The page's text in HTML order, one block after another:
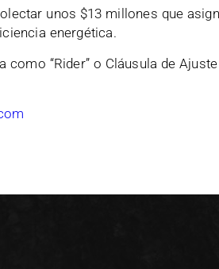
unos $13 millones que
energética.
como “Rider” o Cláusula de